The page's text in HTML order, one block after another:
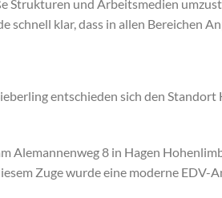
Strukturen und Arbeitsmedien
schnell klar, dass in allen Bereichen
entschieden sich den
Alemannenweg 8 in Hagen
Zuge wurde eine moderne